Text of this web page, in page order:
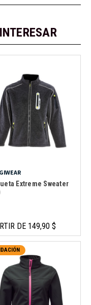
Extreme Sweater
DE 149,90 $